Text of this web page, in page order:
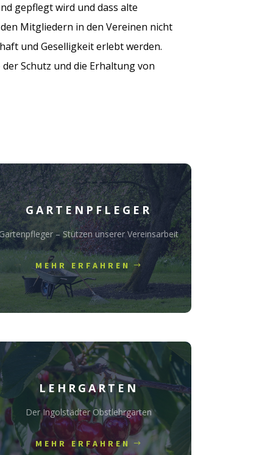
gepflegt wird und dass alte
Mitgliedern in den Vereinen nicht
und Geselligkeit erlebt werden.
Schutz und die Erhaltung von
GARTENPFLEGER
– Stützen unserer Vereinsarbeit
MEHR ERFAHREN
LEHRGARTEN
Der Ingolstädter Obstlehrgarten
MEHR ERFAHREN